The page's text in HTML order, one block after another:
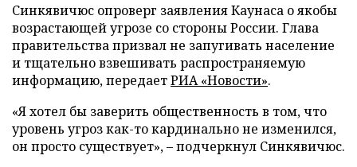
Синкявичюс опроверг заявления Каунаса о якобы
возрастающей угрозе со стороны России. Глава
правительства призвал не запугивать население
и тщательно взвешивать распространяемую
информацию, передаетРИА «Новости».
«Я хотел бы заверить общественность в том, что
уровень угроз как-то кардинально не изменился,
он просто существует», – подчеркнул Синкявичюс.